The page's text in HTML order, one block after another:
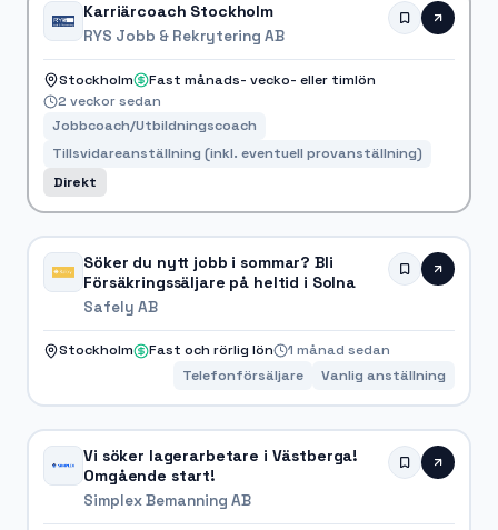
Karriärcoach Stockholm
RYS Jobb & Rekrytering AB
Stockholm
Fast månads- vecko- eller timlön
2 veckor sedan
Jobbcoach/Utbildningscoach
Tillsvidareanställning (inkl. eventuell provanställning)
Direkt
Söker du nytt jobb i sommar? Bli
Försäkringssäljare på heltid i Solna
Safely AB
Stockholm Fast och rörlig lön
1 månad sedan
Telefonförsäljare
Vanlig anställning
Vi söker lagerarbetare i Västberga!
Omgående start!
Simplex Bemanning AB